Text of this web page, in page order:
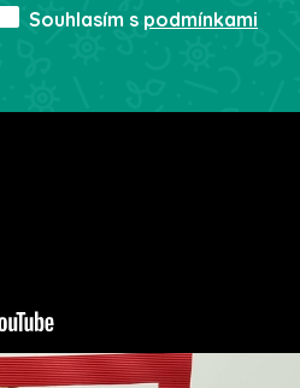
Souhlasím s podmínkami